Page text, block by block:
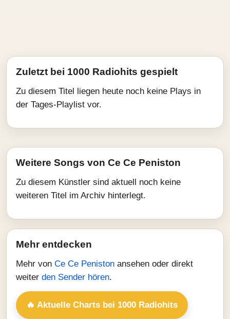
Zuletzt bei 1000 Radiohits gespielt
Zu diesem Titel liegen heute noch keine Plays in
der Tages-Playlist vor.
Weitere Songs von Ce Ce Peniston
Zu diesem Künstler sind aktuell noch keine
weiteren Titel im Archiv hinterlegt.
Mehr entdecken
Mehr von Ce Ce Peniston ansehen oder direkt
weiter den Sender hören.
🔥 Aktuelle Charts bei 1000 Radiohits